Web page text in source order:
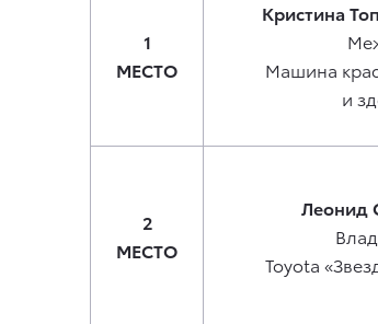
1
МЕСТО
Кристина
Машина
и
2
МЕСТО
Леонид
Toyota